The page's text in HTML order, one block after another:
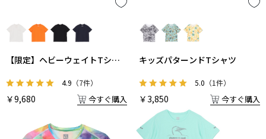
【限定】ヘビーウェイトTシャ
4.9 （7件）
￥9,680 今すぐ購入
キッズパターンドTシャツ
5.0 （1件）
￥3,850 今すぐ購入